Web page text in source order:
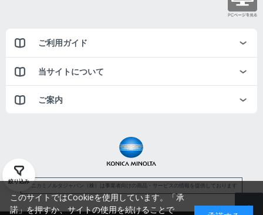
絞り込み
ご利用ガイド
当サイトについて
ご案内
コニカミノルタジャパン（株）は事業者向けの商品・サービスの情報を提供しております
このサイトではCookieを使用しています。「承
諾」を押すか、サイトの使用を続けることで